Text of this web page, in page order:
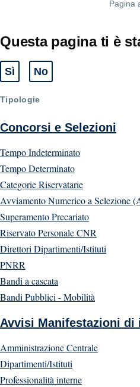
Pagina
Questa pagina ti è
Sì
Tipologie
Concorsi e Selezioni
Tempo Indeterminato
Tempo Determinato
Categorie Riservatarie
Avviamento Numerico a Selezione
Superamento Precariato
Riservato Personale CNR
Direttori Dipartimenti/Istituti
PNRR
Bandi a cascata
Bandi Pubblici - Mobilità
Avvisi Manifestazioni di
Amministrazione Centrale
Dipartimenti/Istituti
Professionalità interne